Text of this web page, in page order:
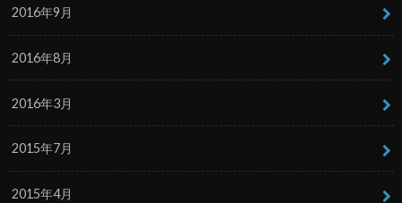
2016年9月
2016年8月
2016年3月
2015年7月
2015年4月